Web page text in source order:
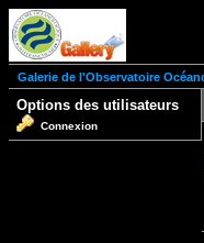
Galerie de l'Observatoire
Options des utilisateurs
Connexion